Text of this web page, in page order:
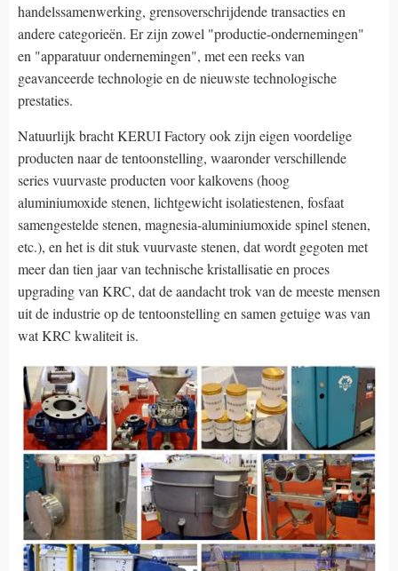
handelssamenwerking, grensoverschrijdende transacties en
andere categorieën. Er zijn zowel "productie-ondernemingen"
en "apparatuur ondernemingen", met een reeks van
geavanceerde technologie en de nieuwste technologische
prestaties.
Natuurlijk bracht KERUI Factory ook zijn eigen voordelige
producten naar de tentoonstelling, waaronder verschillende
series vuurvaste producten voor kalkovens (hoog
aluminiumoxide stenen, lichtgewicht isolatiestenen, fosfaat
samengestelde stenen, magnesia-aluminiumoxide spinel stenen,
etc.), en het is dit stuk vuurvaste stenen, dat wordt gegoten met
meer dan tien jaar van technische kristallisatie en proces
upgrading van KRC, dat de aandacht trok van de meeste mensen
uit de industrie op de tentoonstelling en samen getuige was van
wat KRC kwaliteit is.